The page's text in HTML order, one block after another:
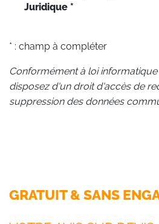
Juridique *
* : champ à compléter
Conformément à loi
disposez d'un droit d'accès de
suppression des données
GRATUIT & SANS